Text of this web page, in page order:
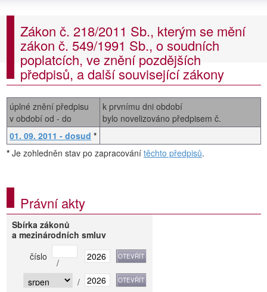
Zákon č. 218/2011 Sb., kterým se mění
zákon č. 549/1991 Sb., o soudních
poplatcích, ve znění pozdějších
předpisů, a další související zákony
úplné znění předpisu
v období od - do
k prvnímu dni období
bylo novelizováno předpisem č.
01. 09. 2011 - dosud *
* Je zohledněn stav po zapracování těchto předpisů.
Právní akty
Sbírka zákonů
a mezinárodních smluv
číslo
/
/